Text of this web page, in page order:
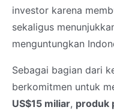
investor karena
sekaligus
menguntungkan
Sebagai bagian dari
berkomitmen untuk
US$15 miliar, produk